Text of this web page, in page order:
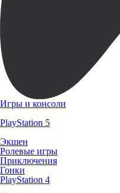
Игры и консоли
PlayStation 5
Экшен
Ролевые игры
Приключения
Гонки
PlayStation 4